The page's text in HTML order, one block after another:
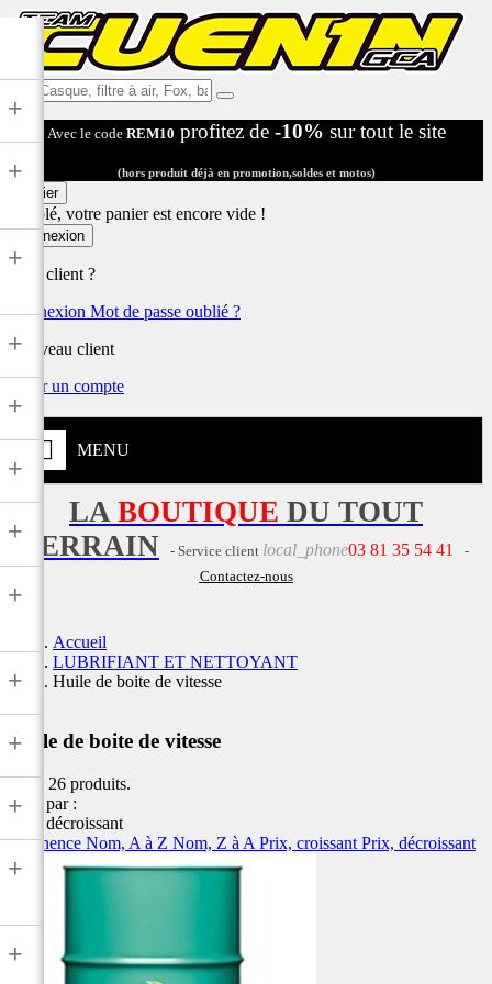
Ex:
Casque,
filtre
air,
Fox,
...
Avec le code REM10 profitez de -10% sur tout le site
(hors produit déjà en promotion,soldes et motos)
Panier
Désolé, votre panier est encore vide !
Connexion
Déjà client ?
Connexion Mot de passe oublié ?
Nouveau client
Créer un compte
MENU
+
+
+
+
+
+
+
+
+
+
+
+
+
LA BOUTIQUE DU TOUT
TERRAIN
- Service client local_phone03 81 35 54 41
-
Contactez-nous
Accueil
LUBRIFIANT ET NETTOYANT
Huile de boite de vitesse
Huile de boite de vitesse
Il y a 26 produits.
Trier par :
Prix, décroissant
Pertinence Nom, A à Z Nom, Z à A Prix, croissant Prix, décroissant